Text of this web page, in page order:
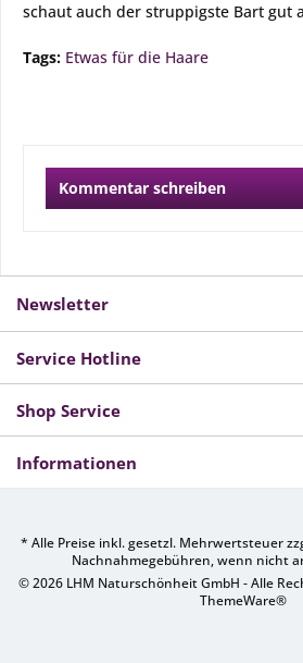
schaut auch der struppigste Bart gut
Tags: Etwas für die Haare
Kommentar schreiben
Newsletter
Service Hotline
Shop Service
Informationen
* Alle Preise inkl. gesetzl. Mehrwertsteuer
Nachnahmegebühren, wenn nicht
© 2026 LHM Naturschönheit GmbH - Alle
ThemeWare®